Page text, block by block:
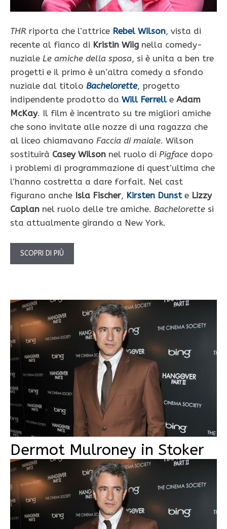
THR riporta che l’attrice Rebel Wilson, vista di
recente al fianco di Kristin Wiig nella comedy-
nuziale Le amiche della sposa, si è unita a ben tre
progetti e il primo è un’altra comedy a sfondo
nuziale dal titolo Bachelorette, progetto
indipendente prodotto da Will Ferrelle Adam
McKay. Il film è incentrato su tre migliori amiche
che sono invitate alle nozze di una ragazza che
al liceo chiamavano Faccia di maiale. Wilson
sostituirà Casey Wilson nel ruolo di Pigface dopo
i problemi di programmazione di quest’ultima che
l’hanno costretta a dare forfait. Nel cast
figurano anche Isla Fischer, Kirsten Dunste Lizzy
Caplan nel ruolo delle tre amiche. Bachelorette si
sta attualmente girando a New York.
SCOPRI DI PIÙ
Dermot Mulroney in Stoker